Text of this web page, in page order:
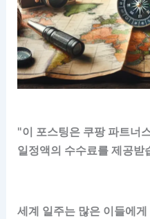
"이 포스팅은 쿠팡 파트너
일정액의 수수료를 제공받
세계 일주는 많은 이들에